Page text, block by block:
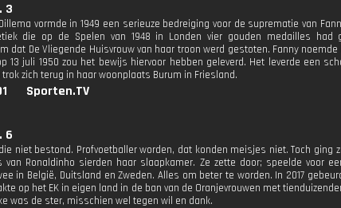
3
vormde in 1949 een serieuze bedreiging voor de suprematie van
die op de Spelen van 1948 in Londen vier gouden medailles had
dat De Vliegende Huisvrouw van haar troon werd gestoten. Fanny
13 juli 1950 zou het bewijs hiervoor hebben geleverd. Het leverde een
zich terug in haar woonplaats Burum in Friesland.
Sporten.TV
6
niet bestond. Profvoetballer worden, dat konden meisjes niet. Toch ging
Ronaldinho sierden haar slaapkamer. Ze zette door; speelde voor
in België, Duitsland en Zweden. Alles om beter te worden. In 2017
op het EK in eigen land in de ban van de Oranjevrouwen met
was de ster, misschien wel tegen wil en dank.